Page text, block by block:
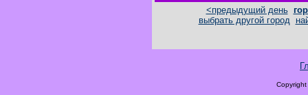
<предыдущий день
выбрать другой город